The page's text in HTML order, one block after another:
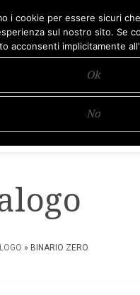
» BINARIO ZERO
i cookie per essere sicuri
sul nostro sito. Se
acconsenti implicitamente
Ok
No